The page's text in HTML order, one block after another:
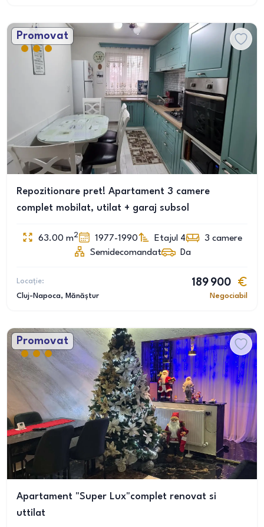
Promovat
Repozitionare pret! Apartament 3 camere
complet mobilat, utilat + garaj subsol
63.00 m2 1977-1990 Etajul 4 3 camere
Semidecomandat
Da
Locație:
Cluj-Napoca, Mănăștur
189 900
Negociabil
Promovat
Apartament "Super Lux"complet renovat si
uttilat